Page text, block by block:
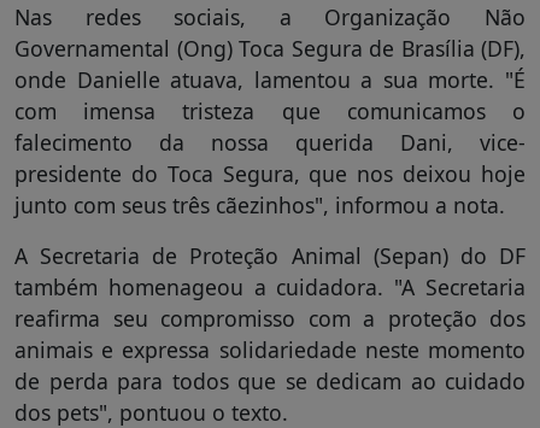
Nas redes sociais, a Organização Não
Governamental (Ong) Toca Segura de Brasília (DF),
onde Danielle atuava, lamentou a sua morte. "É
com imensa tristeza que comunicamos o
falecimento da nossa querida Dani, vice-
presidente do Toca Segura, que nos deixou hoje
junto com seus três cãezinhos", informou a nota.
A Secretaria de Proteção Animal (Sepan) do DF
também homenageou a cuidadora. "A Secretaria
reafirma seu compromisso com a proteção dos
animais e expressa solidariedade neste momento
de perda para todos que se dedicam ao cuidado
dos pets", pontuou o texto.